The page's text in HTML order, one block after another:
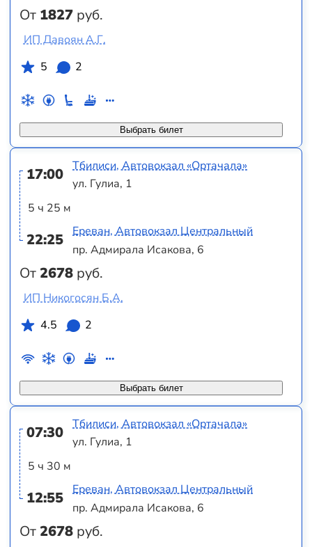
От 1827 руб.
Выбрать билет
ИП Давоян А.Г.
5
2
17:00
5 ч 25 м
22:25
От2678 руб.
Тбилиси, Автовокзал «Ортачала»
ул. Гулиа, 1
Ереван, Автовокзал Центральный
пр. Адмирала Исакова, 6
Выбрать билет
ИП Никогосян Б.А.
4.5
2
07:30
5 ч 30 м
12:55
От2678 руб.
Тбилиси, Автовокзал «Ортачала»
ул. Гулиа, 1
Ереван, Автовокзал Центральный
пр. Адмирала Исакова, 6